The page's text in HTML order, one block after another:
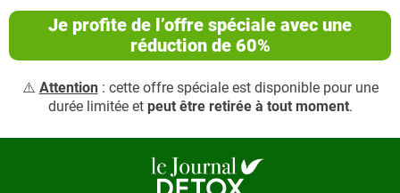
Je profite de l’offre spéciale avec une
réduction de 60%
⚠️ Attention: cette offre spéciale est disponible pour une
durée limitée et peut être retirée à tout moment.